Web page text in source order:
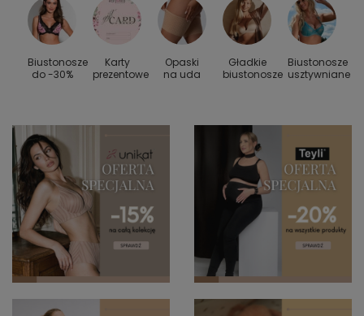
Biustonosze
do -30%
Karty
prezentowe
Opaski
na uda
Gładkie
biustonosze
Biustonosze
usztywniane